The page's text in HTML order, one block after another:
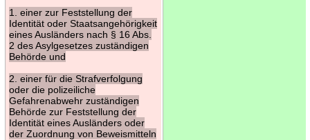
1. einer zur Feststellung der
Identität oder Staatsangehörigkeit
eines Ausländers nach § 16 Abs.
2 des Asylgesetzes zuständigen
Behörde und
2. einer für die Strafverfolgung
oder die polizeiliche
Gefahrenabwehr zuständigen
Behörde zur Feststellung der
Identität eines Ausländers oder
der Zuordnung von Beweismitteln